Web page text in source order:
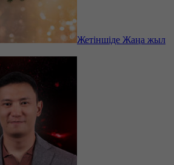
Жетіншіде Жаңа жыл